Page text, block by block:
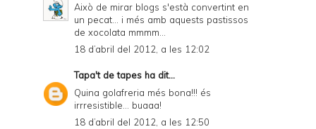
Això de mirar blogs s'està convertint en
un pecat... i més amb aquests pastissos
de xocolata mmmm...
18 d’abril del 2012, a les 12:02
Tapa't de tapes ha dit...
Quina golafreria més bona!!! és
irrresistible... buaaa!
18 d’abril del 2012, a les 12:50